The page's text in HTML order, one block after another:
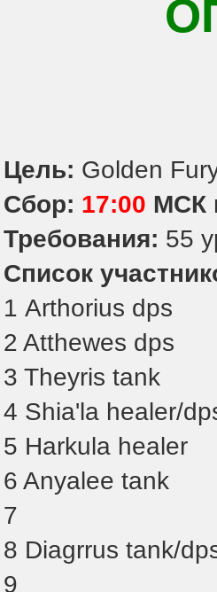
Цель: Golden
Сбор: 17:00 МСК
Требования: 55
Список
1 Arthorius dps
2 Atthewes dps
3 Theyris tank
4 Shia'la healer/
5 Harkula healer
6 Anyalee tank
7
8 Diagrrus tank/
9